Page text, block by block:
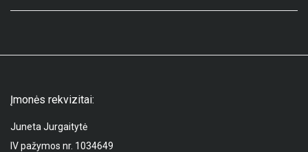
Įmonės rekvizitai:
Juneta Jurgaitytė
IV pažymos nr. 1034649